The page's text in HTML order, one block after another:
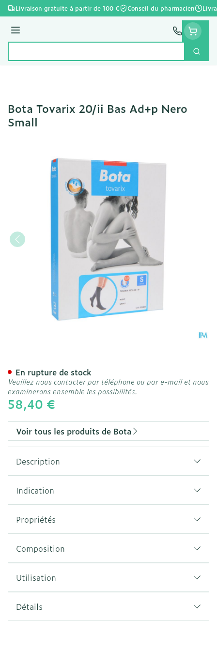
Aller au contenu
Livraison gratuite à partir de 100 € Conseil du pharmacien
Menu
Bota Tovarix 20/ii Bas Ad+p Nero
Small
58,40 €
En rupture de stock
Veuillez nous contacter par téléphone ou par e-mail et nous
examinerons ensemble les possibilités.
Voir tous les produits de Bota
Description
Indication
Propriétés
Composition
Utilisation
Détails